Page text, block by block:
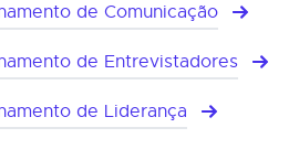
de Comunicação
de Entrevistadores
de Liderança